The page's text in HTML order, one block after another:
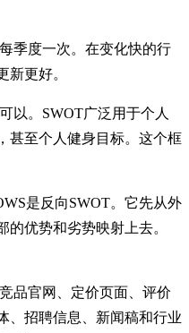
季度一次。在变化快的行
新更好。
可以。SWOT广泛用于个人
甚至个人健身目标。这个框
是反向SWOT。它先从外
优势和劣势映射上去。
竞品官网、定价页面、评价
、招聘信息、新闻稿和行业